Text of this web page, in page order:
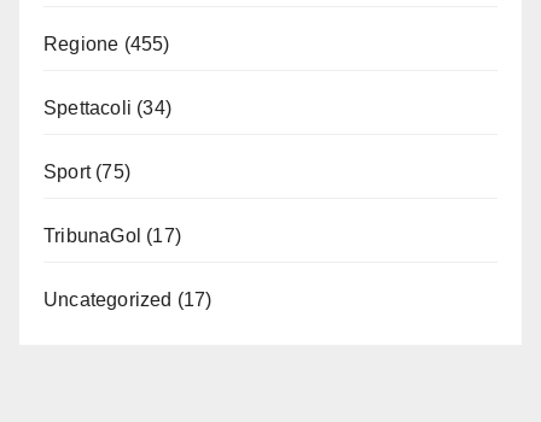
Regione (455)
Spettacoli (34)
Sport(75)
TribunaGol (17)
Uncategorized (17)